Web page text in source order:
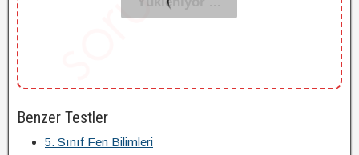
Benzer Testler
5. Sınıf Fen Bilimleri